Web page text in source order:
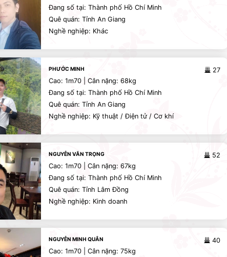
Đang số tại: Thành phố Hồ Chí Minh
Quê quán: Tỉnh An Giang
Nghề nghiệp: Khác
27
PHƯỚC MINH
Cao: 1m70 | Cân nặng: 68kg
Đang số tại: Thành phố Hồ Chí Minh
Quê quán: Tỉnh An Giang
Nghề nghiệp: Kỹ thuật / Điện tử / Cơ khí
52
NGUYỄN VĂN TRỌNG
Cao: 1m70 | Cân nặng: 67kg
Đang số tại: Thành phố Hồ Chí Minh
Quê quán: Tỉnh Lâm Đồng
Nghề nghiệp: Kinh doanh
40
NGUYỄN MINH QUÂN
Cao: 1m70 | Cân nặng: 75kg